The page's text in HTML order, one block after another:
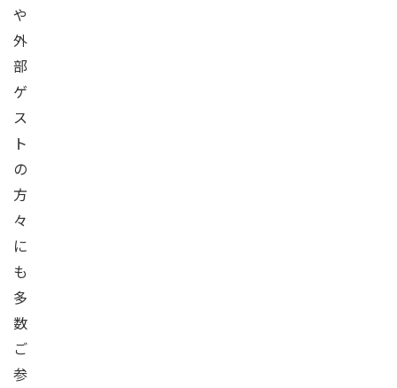
や
外
部
ゲ
ス
ト
の
方
々
に
も
多
数
ご
参